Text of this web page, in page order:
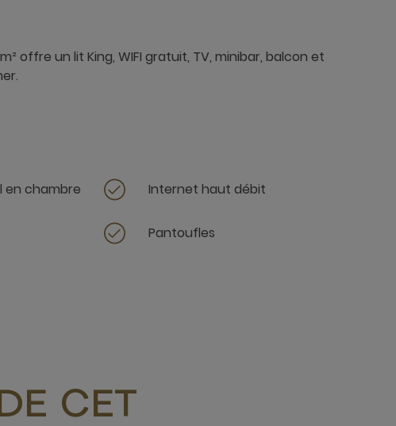
offre un lit King, WIFI gratuit, TV, minibar, balcon et
en chambre Internet haut débit
Pantoufles
CET